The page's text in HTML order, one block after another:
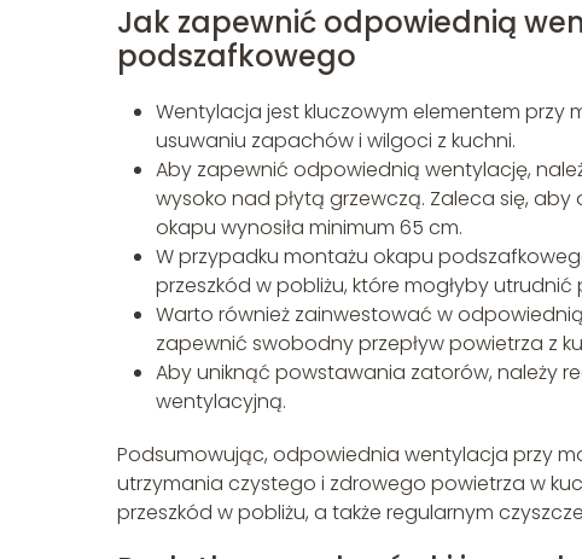
Jak zapewnić odpowiednią
podszafkowego
Wentylacja jest kluczowym elementem
usuwaniu zapachów i wilgoci z kuchni.
Aby zapewnić odpowiednią wentylację,
wysoko nad płytą grzewczą. Zaleca się,
okapu wynosiła minimum 65 cm.
W przypadku montażu okapu
przeszkód w pobliżu, które mogłyby utrudnić
Warto również zainwestować w
zapewnić swobodny przepływ powietrza z
Aby uniknąć powstawania zatorów, należy
wentylacyjną.
Podsumowując, odpowiednia wentylacja przy
utrzymania czystego i zdrowego powietrza w
przeszkód w pobliżu, a także regularnym